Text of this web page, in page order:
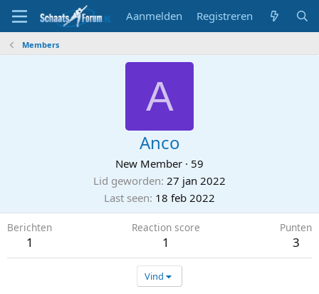
Aanmelden Registreren
Members
A
Anco
New Member · 59
Lid geworden 27 jan 2022
Last seen 18 feb 2022
Berichten
1
Reaction score
1
Punten
3
Vind